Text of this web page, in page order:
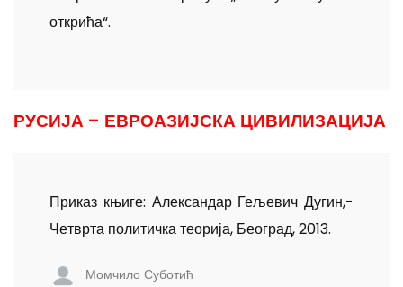
открића“.
РУСИЈА – ЕВРОАЗИЈСКА ЦИВИЛИЗАЦИЈА
Приказ књиге: Алек­сан­дар­ Гељевич­ Дугин,­
Че­тврта­ политичка­ те­орија,­ Бе­о­град,­ 2013.
Момчило Суботић